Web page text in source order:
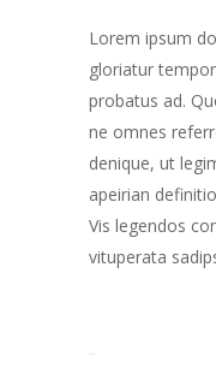
Lorem ipsum
gloriatur
probatus ad.
ne omnes
denique, ut
apeirian
Vis legendos
vituperata